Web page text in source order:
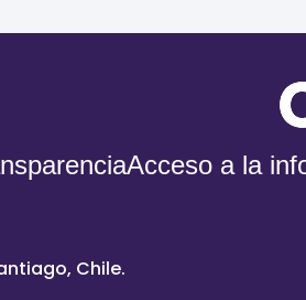
Acceso a la
Chile.